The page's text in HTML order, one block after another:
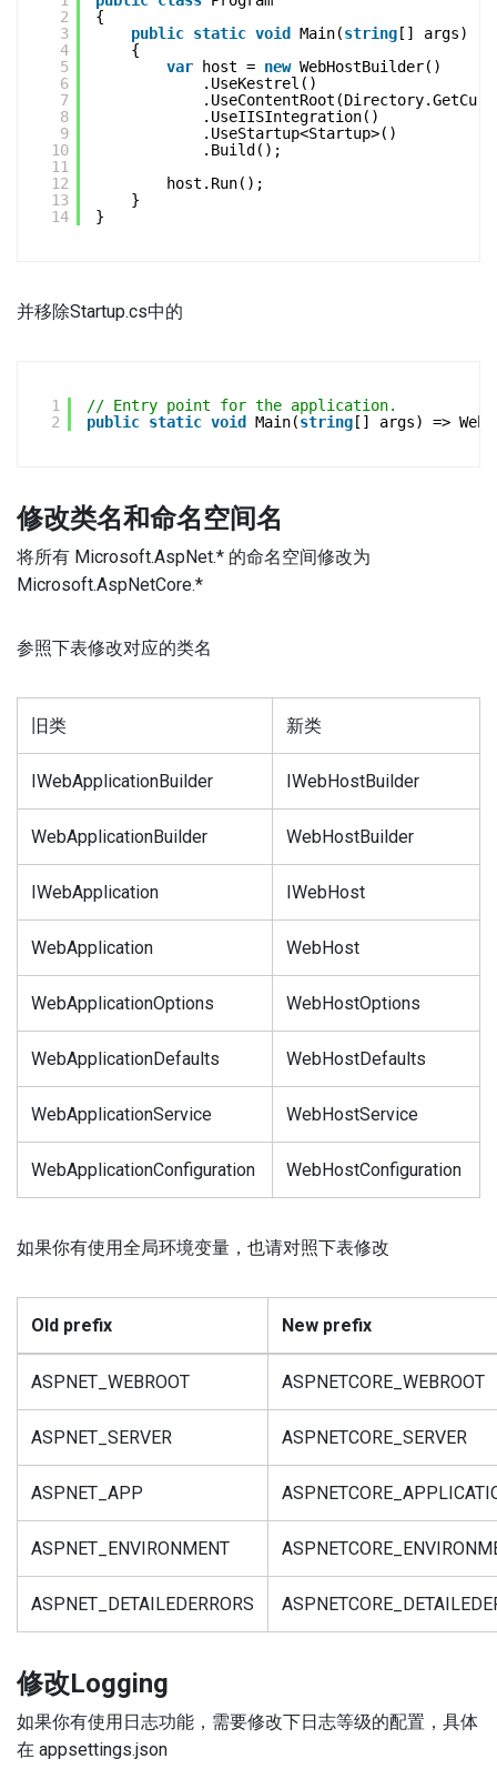
2
3
4
5
6
7
8
9
10
11
12
13
14
{
public static void Main(string [] args)
{
var
host = new WebHostBuilder()
.UseKestrel()
.UseIISIntegration()
.UseStartup<Startup>()
.Build();
host.Run();
}
}
并移除Startup.cs中的
1
2
// Entry point for the application.
public static void Main(string [] args) =>
修改类名和命名空间名
将所有 Microsoft.AspNet.* 的命名空间修改为
Microsoft.AspNetCore.*
参照下表修改对应的类名
旧类 新类
IWebApplicationBuilder IWebHostBuilder
WebApplicationBuilder WebHostBuilder
IWebApplication IWebHost
WebApplication WebHost
WebApplicationOptions WebHostOptions
WebApplicationDefaults WebHostDefaults
WebApplicationService WebHostService
WebApplicationConfiguration WebHostConfiguration
如果你有使用全局环境变量，也请对照下表修改
Old prefix New prefix
ASPNET_WEBROOT ASPNETCORE_WEBROOT
ASPNET_SERVER ASPNETCORE_SERVER
ASPNET_APP
ASPNET_ENVIRONMENT
ASPNET_DETAILEDERRORS
修改Logging
如果你有使用日志功能，需要修改下日志等级的配置，具体
在 appsettings.json